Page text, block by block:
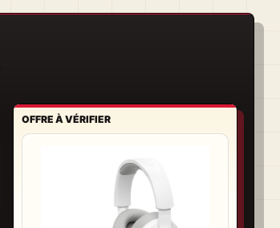
OFFRE À VÉRIFIER